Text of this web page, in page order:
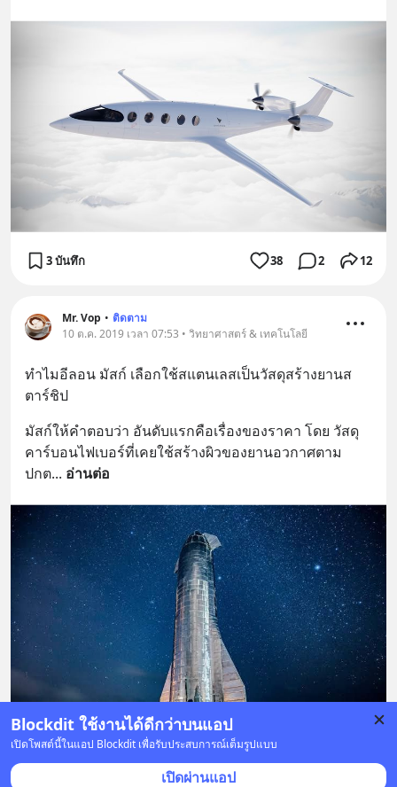
Blockdit ใช้งานได้ดีกว่าบนแอป
เปิดโพสต์นี้ในแอป Blockdit เพื่อรับประสบการณ์เต็มรูปแบบ
เปิดผ่านแอป
3 บันทึก 38 2 12
Mr. Vop • ติดตาม
10 ต.ค. 2019 เวลา 07:53 • วิทยาศาสตร์ & เทคโนโลยี
ทำไมอีลอน มัสก์ เลือกใช้สแตนเลสเป็นวัสดุสร้างยานส
ตาร์ชิป
มัสก์ให้คำตอบว่า อันดับแรกคือเรื่องของราคา โดย วัสดุ
คาร์บอนไฟเบอร์ที่เคยใช้สร้างผิวของยานอวกาศตาม
ปกต... อ่านต่อ
1 บันทึก 16 3 2